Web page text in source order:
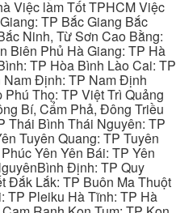
Việc làm Tốt TPHCM Việc
TP Bắc Giang Bắc
Ninh, Từ Sơn Cao Bằng:
Biên Phủ Hà Giang: TP Hà
TP Hòa Bình Lào Cai: TP
Nam Định: TP Nam Định
Thọ: TP Việt Trì Quảng
Bí, Cẩm Phả, Đông Triều
Thái Bình Thái Nguyên: TP
Tuyên Quang: TP Tuyên
Yên Yên Bái: TP Yên
Định: TP Quy
Đắk Lắk: TP Buôn Ma Thuột
TP Pleiku Hà Tĩnh: TP Hà